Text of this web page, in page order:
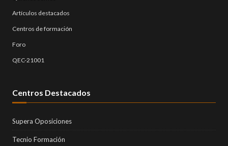
Artículos destacados
Centros de formación
Foro
QEC-21001
Centros Destacados
Supera Oposiciones
Tecnio Formación